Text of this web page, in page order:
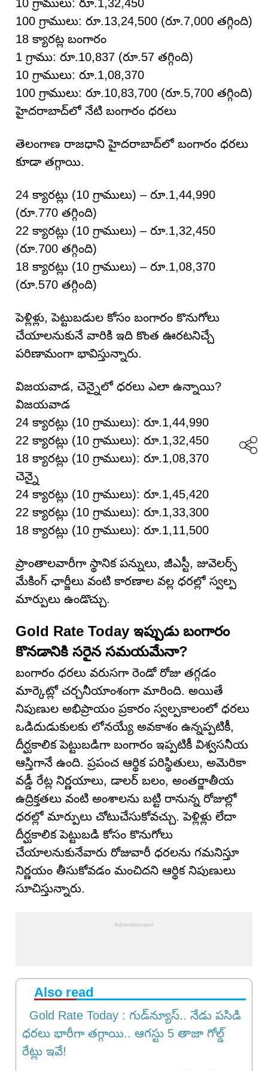
10 గ్రాములు: రూ.1,32,450
100 గ్రాములు: రూ.13,24,500 (రూ.7,000 తగ్గింది)
18 క్యారట్ల బంగారం
1 గ్రాము: రూ.10,837 (రూ.57 తగ్గింది)
10 గ్రాములు: రూ.1,08,370
100 గ్రాములు: రూ.10,83,700 (రూ.5,700 తగ్గింది)
హైదరాబాద్‌లో నేటి బంగారం ధరలు
తెలంగాణ రాజధాని హైదరాబాద్‌లో బంగారం ధరలు
కూడా తగ్గాయి.
24 క్యారట్లు (10 గ్రాములు) – రూ.1,44,990
(రూ.770 తగ్గింది)
22 క్యారట్లు (10 గ్రాములు) – రూ.1,32,450
(రూ.700 తగ్గింది)
18 క్యారట్లు (10 గ్రాములు) – రూ.1,08,370
(రూ.570 తగ్గింది)
పెళ్లిళ్లు, పెట్టుబడుల కోసం బంగారం కొనుగోలు
చేయాలనుకునే వారికి ఇది కొంత ఊరటనిచ్చే
పరిణామంగా భావిస్తున్నారు.
విజయవాడ, చెన్నైలో ధరలు ఎలా ఉన్నాయి?
విజయవాడ
24 క్యారట్లు (10 గ్రాములు): రూ.1,44,990
22 క్యారట్లు (10 గ్రాములు): రూ.1,32,450
18 క్యారట్లు (10 గ్రాములు): రూ.1,08,370
చెన్నై
24 క్యారట్లు (10 గ్రాములు): రూ.1,45,420
22 క్యారట్లు (10 గ్రాములు): రూ.1,33,300
18 క్యారట్లు (10 గ్రాములు): రూ.1,11,500
ప్రాంతాలవారీగా స్థానిక పన్నులు, జీఎస్టీ, జువెలర్స్
మేకింగ్ ఛార్జీలు వంటి కారణాల వల్ల ధరల్లో స్వల్ప
మార్పులు ఉండొచ్చు.
Gold Rate Today ఇప్పుడు బంగారం
కొనడానికి సరైన సమయమేనా?
బంగారం ధరలు వరుసగా రెండో రోజు తగ్గడం
మార్కెట్లో చర్చనీయాంశంగా మారింది. అయితే
నిపుణుల అభిప్రాయం ప్రకారం స్వల్పకాలంలో ధరలు
ఒడిదుడుకులకు లోనయ్యే అవకాశం ఉన్నప్పటికీ,
దీర్ఘకాలిక పెట్టుబడిగా బంగారం ఇప్పటికీ విశ్వసనీయ
ఆస్తిగానే ఉంది. ప్రపంచ ఆర్థిక పరిస్థితులు, అమెరికా
వడ్డీ రేట్ల నిర్ణయాలు, డాలర్ బలం, అంతర్జాతీయ
ఉద్రిక్తతలు వంటి అంశాలను బట్టి రానున్న రోజుల్లో
ధరల్లో మార్పులు చోటుచేసుకోవచ్చు. పెళ్లిళ్లు లేదా
దీర్ఘకాలిక పెట్టుబడి కోసం కొనుగోలు
చేయాలనుకునేవారు రోజువారీ ధరలను గమనిస్తూ
నిర్ణయం తీసుకోవడం మంచిదని ఆర్థిక నిపుణులు
సూచిస్తున్నారు.
Also read
Gold Rate Today : గుడ్‌న్యూస్‌.. నేడు పసిడి
ధరలు భారీగా తగ్గాయి.. ఆగస్టు 5 తాజా గోల్డ్
రేట్లు ఇవే!